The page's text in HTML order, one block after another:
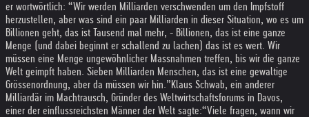
er wortwörtlich: “Wir werden Milliarden verschwenden um den Impfstoff
herzustellen, aber was sind ein paar Milliarden in dieser Situation, wo es um
Billionen geht, das ist Tausend mal mehr, - Billionen, das ist eine ganze
Menge (und dabei beginnt er schallend zu lachen) das ist es wert. Wir
müssen eine Menge ungewöhnlicher Massnahmen treffen, bis wir die ganze
Welt geimpft haben. Sieben Milliarden Menschen, das ist eine gewaltige
Grössenordnung, aber da müssen wir hin.”Klaus Schwab, ein anderer
Milliardär im Machtrausch, Gründer des Weltwirtschaftsforums in Davos,
einer der einflussreichsten Männer der Welt sagte:“Viele fragen, wann wir